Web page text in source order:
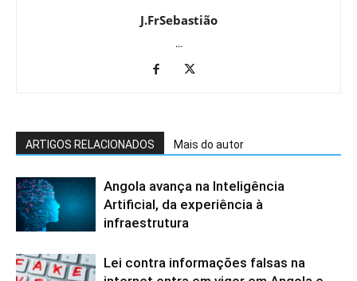
J.FrSebastião
...
ARTIGOS RELACIONADOS Mais do autor
Angola avança na Inteligência
Artificial, da experiência à
infraestrutura
Lei contra informações falsas na